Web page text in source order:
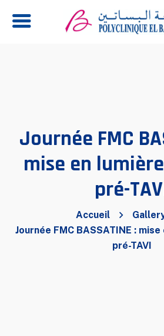
Journée FMC
mise en
pré-
Accueil
Journée FMC BASSATINE :
pré-TAVI